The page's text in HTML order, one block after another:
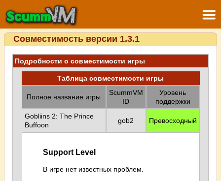
Совместимость версии 1.3.1
Подробности о совместимости игры
Таблица совместимости игры
Полное название игры
ScummVM
ID
Уровень
поддержки
Gobliins 2: The Prince
Buffoon
gob2 Превосходный
Support Level
В игре нет известных проблем.